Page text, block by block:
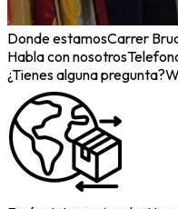
Donde estamosCarrer
Habla con nosotros
¿Tienes alguna pregunta?